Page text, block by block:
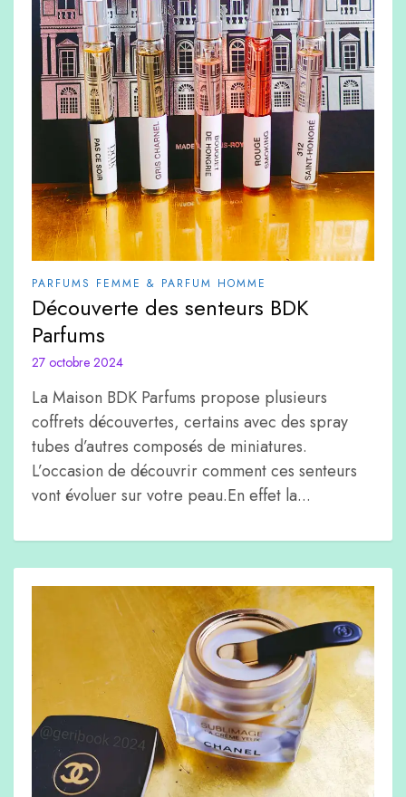
PARFUMS FEMME & PARFUM HOMME
Découverte des senteurs BDK
Parfums
27 octobre 2024
La Maison BDK Parfums propose plusieurs
coffrets découvertes, certains avec des spray
tubes d’autres composés de miniatures.
L’occasion de découvrir comment ces senteurs
vont évoluer sur votre peau.En effet la...